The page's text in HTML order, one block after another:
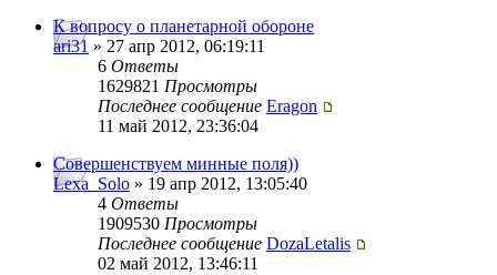
К вопросу о планетарной обороне
ari31 » 27 апр 2012, 06:19:11
6 Ответы
1629821 Просмотры
Последнее сообщение Eragon
11 май 2012, 23:36:04
Совершенствуем минные поля))
Lexa_Solo » 19 апр 2012, 13:05:40
4 Ответы
1909530 Просмотры
Последнее сообщение DozaLetalis
02 май 2012, 13:46:11